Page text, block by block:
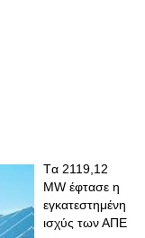
Tα 2119,12
MW έφτασε η
εγκατεστημένη
ισχύς των ΑΠΕ